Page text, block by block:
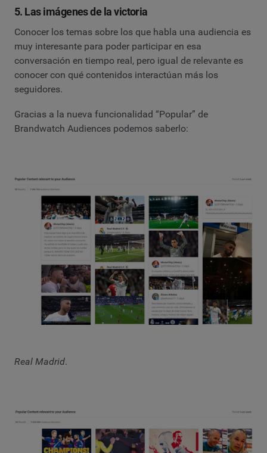
5. Las imágenes de la victoria
Conocer los temas sobre los que habla una audiencia es
muy interesante para poder participar en esa
conversación en tiempo real, pero igual de relevante es
conocer con qué contenidos interactúan más los
seguidores.
Gracias a la nueva funcionalidad “Popular” de
Brandwatch Audiences podemos saberlo:
Real Madrid.